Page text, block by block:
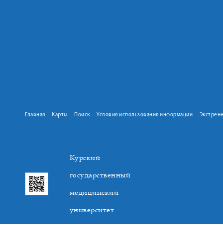
Главная Карты Поиск Условия использования информации
Курский
государственный
медицинский
университет